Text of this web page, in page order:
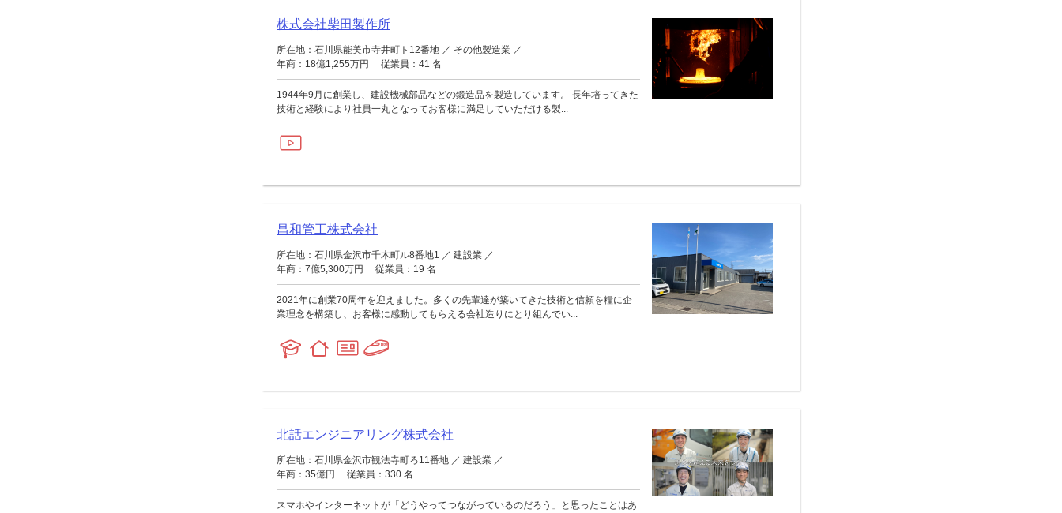
株式会社柴田製作所
所在地：石川県能美市寺井町ト12番地 ／ その他製造業 ／
年商：18億1,255万円 従業員：41 名
1944年9月に創業し、建設機械部品などの鍛造品を製造しています。 長年培ってきた
技術と経験により社員一丸となってお客様に満足していただける製...
昌和管工株式会社
所在地：石川県金沢市千木町ル8番地1 ／ 建設業 ／
年商：7億5,300万円 従業員：19 名
2021年に創業70周年を迎えました。多くの先輩達が築いてきた技術と信頼を糧に企
業理念を構築し、お客様に感動してもらえる会社造りにとり組んでい...
北話エンジニアリング株式会社
所在地：石川県金沢市観法寺町ろ11番地 ／ 建設業 ／
年商：35億円 従業員：330 名
スマホやインターネットが「どうやってつながっているのだろう」と思ったことはあ